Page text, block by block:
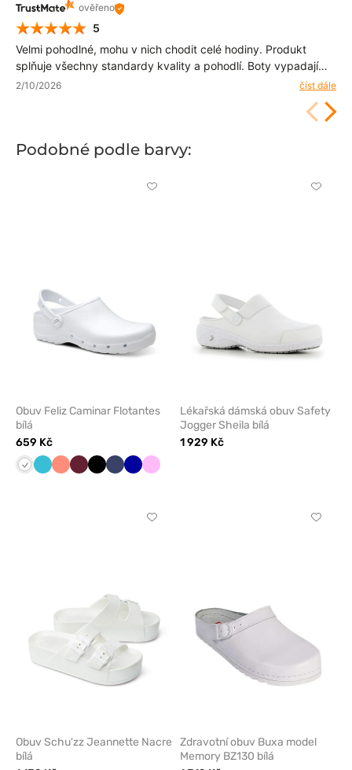
ověřeno
5
Velmi pohodlné, mohu v nich chodit celé hodiny. Produkt
splňuje všechny standardy kvality a pohodlí. Boty vypadají
upraveně a jsou dobře zpracované.
2/10/2026 číst dále
Podobné podle barvy:
Kliknutím
Obuv Feliz Caminar Flotantes
bílá
659 Kč
Bílá MořskyKoralováTřešňová
ČernáNámořnická
TmavěRůžová
Lékařská dámská obuv Safety
Jogger Sheila bílá
1 929 Kč
Kliknutím
Obuv Schu'zz Jeannette Nacre
bílá
Zdravotní obuv Buxa model
Memory BZ130 bílá